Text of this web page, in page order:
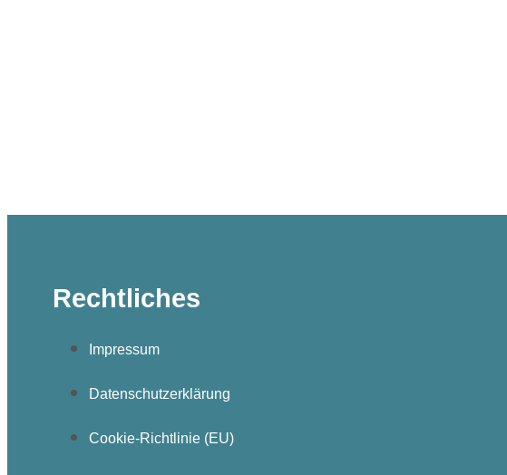
Rechtliches
Impressum
Datenschutzerklärung
Cookie-Richtlinie (EU)